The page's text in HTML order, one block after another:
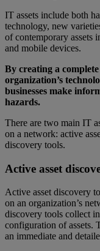
IT assets include both
technology, new
of contemporary assets
and mobile devices.
By creating a
organization’s
businesses make
hazards.
There are two main IT
on a network: active
discovery tools.
Active asset
Active asset discovery
on an organization’s
discovery tools collect
configuration of assets.
an immediate and